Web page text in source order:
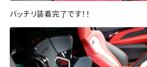
バッチリ装着完了です！！